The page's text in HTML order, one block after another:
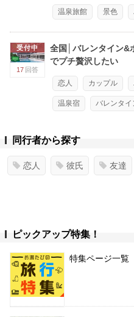
温泉旅館 景色
受付中
17 回答
全国│バレンタイン&
でプチ贅沢したい
恋人 カップル
温泉宿 バレンタイ
同行者から探す
恋人 彼氏 友達
ピックアップ特集！
特集ページ一覧